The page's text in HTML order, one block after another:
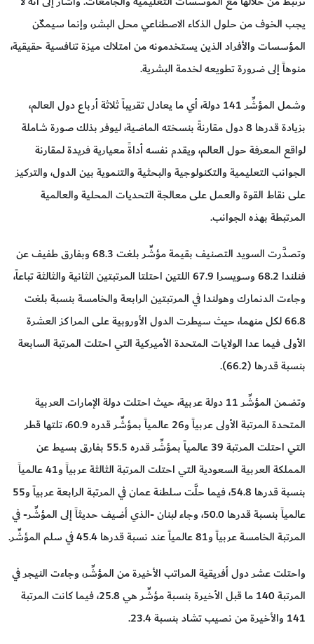
يجب الخوف من حلول الذكاء الاصطناعي محل البشر، وإنما سيمكّن
المؤسسات والأفراد الذين يستخدمونه من امتلاك ميزة تنافسية حقيقية،
منوهاً إلى ضرورة تطويعه لخدمة البشرية.
وشمل المؤشِّر 141 دولة، أي ما يعادل تقريباً ثلاثة أرباع دول العالم،
بزيادة قدرها 8 دول مقارنةً بنسخته الماضية، ليوفر بذلك صورة شاملة
لواقع المعرفة حول العالم، ويقدم نفسه أداةً معيارية فريدة لمقارنة
الجوانب التعليمية والتكنولوجية والبحثية والتنموية بين الدول، والتركيز
على نقاط القوة والعمل على معالجة التحديات المحلية والعالمية
المرتبطة بهذه الجوانب.
وتصدَّرت السويد التصنيف بقيمة مؤشِّر بلغت 68.3 وبفارق طفيف عن
فنلندا 68.2 وسويسرا 67.9 اللتين احتلتا المرتبتين الثانية والثالثة تباعاً،
وجاءت الدنمارك وهولندا في المرتبتين الرابعة والخامسة بنسبة بلغت
66.8 لكل منهما، حيث سيطرت الدول الأوروبية على المراكز العشرة
الأولى فيما عدا الولايات المتحدة الأميركية التي احتلت المرتبة السابعة
بنسبة قدرها (66.2).
وتضمن المؤشِّر 11 دولة عربية، حيث احتلت دولة الإمارات العربية
المتحدة المرتبة الأولى عربياً و26 عالمياً بمؤشِّر قدره 60.9، تلتها قطر
التي احتلت المرتبة 39 عالمياً بمؤشِّر قدره 55.5 بفارق بسيط عن
المملكة العربية السعودية التي احتلت المرتبة الثالثة عربياً و41 عالمياً
بنسبة قدرها 54.8، فيما حلَّت سلطنة عمان في المرتبة الرابعة عربياً و55
عالمياً بنسبة قدرها 50.0، وجاء لبنان -الذي أضيف حديثاً إلى المؤشِّر- في
المرتبة الخامسة عربياً و81 عالمياً عند نسبة قدرها 45.4 في سلم المؤشِّر.
واحتلت عشر دول أفريقية المراتب الأخيرة من المؤشِّر، وجاءت النيجر في
المرتبة 140 ما قبل الأخيرة بنسبة مؤشِّر هي 25.8، فيما كانت المرتبة
141 والأخيرة من نصيب تشاد بنسبة 23.4.